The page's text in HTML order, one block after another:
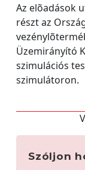
Az elõadások
részt az
Üzemirányító
szimulációs
szimulátoron.
Szóljon